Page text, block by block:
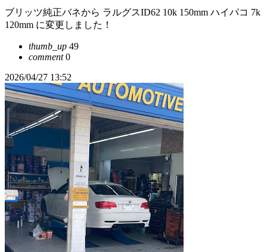
ブリッツ純正バネから ラルグスID62 10k 150mm ハイパコ 7k
120mm に変更しました！
thumb_up 49
comment0
2026/04/27 13:52